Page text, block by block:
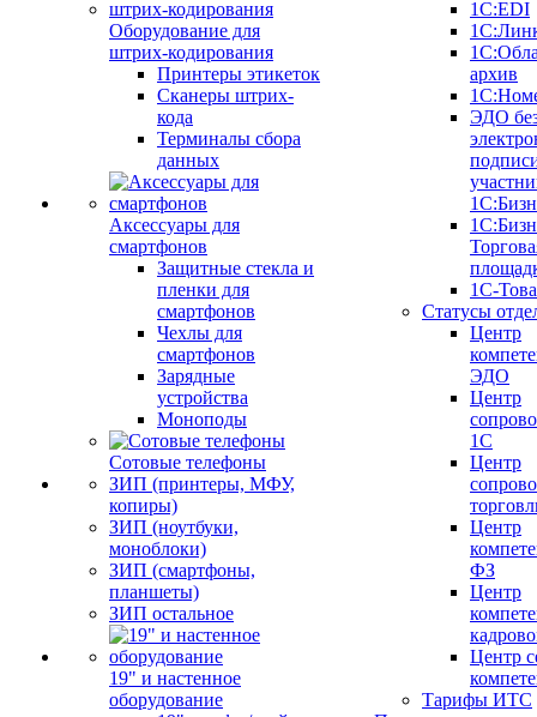
Оборудование для
штрих-кодирования
Принтеры этикеток
Сканеры штрих-
кода
Терминалы сбора
данных
Аксессуары для
смартфонов
Защитные стекла и
пленки для
смартфонов
Чехлы для
смартфонов
Зарядные
устройства
Моноподы
Сотовые телефоны
ЗИП (принтеры, МФУ,
копиры)
ЗИП (ноутбуки,
моноблоки)
ЗИП (смартфоны,
планшеты)
ЗИП остальное
19" и настенное
оборудование
1С:EDI
архив
ЭДО
1С-
Статусы
Центр
ЭДО
Центр
1С
Центр
Центр
ФЗ
Центр
Центр
Тарифы ИТС